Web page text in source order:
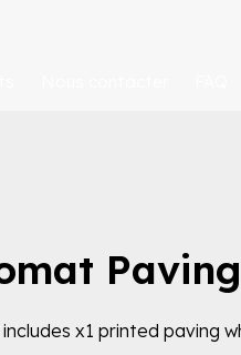
x1 printed paving